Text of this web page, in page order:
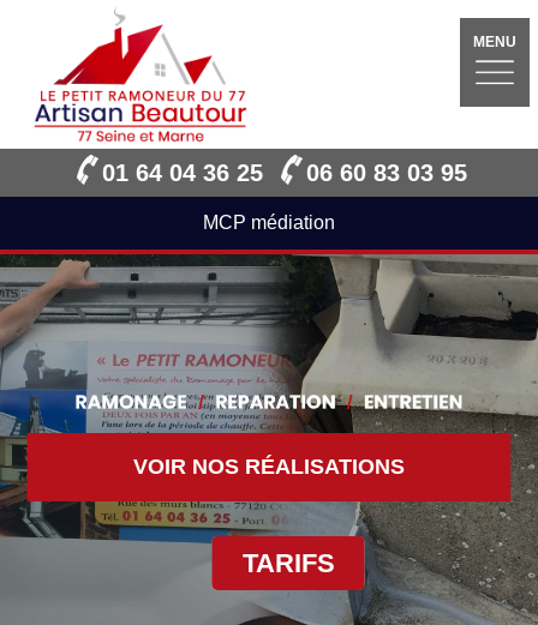
MENU
01 64 04 36 25 06 60 83 03 95
MCP médiation
VOIR NOS RÉALISATIONS
TARIFS